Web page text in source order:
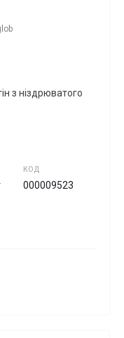
з ніздрюватого
КОД
000009523